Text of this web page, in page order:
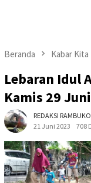
Beranda Kabar Kita
Lebaran Idul
Kamis 29
REDAKSI
21 Juni 2023
708